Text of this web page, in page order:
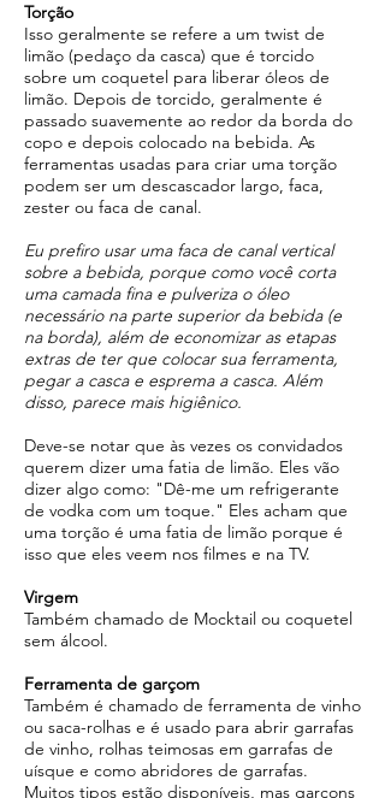
Torção
Isso geralmente se refere a um twist de
limão (pedaço da casca) que é torcido
sobre um coquetel para liberar óleos de
limão. Depois de torcido, geralmente é
passado suavemente ao redor da borda do
copo e depois colocado na bebida. As
ferramentas usadas para criar uma torção
podem ser um descascador largo, faca,
zester ou faca de canal.
Eu prefiro usar uma faca de canal vertical
sobre a bebida, porque como você corta
uma camada fina e pulveriza o óleo
necessário na parte superior da bebida (e
na borda), além de economizar as etapas
extras de ter que colocar sua ferramenta,
pegar a casca e esprema a casca. Além
disso, parece mais higiênico.
Deve-se notar que às vezes os convidados
querem dizer uma fatia de limão. Eles vão
dizer algo como: "Dê-me um refrigerante
de vodka com um toque." Eles acham que
uma torção é uma fatia de limão porque é
isso que eles veem nos filmes e na TV.
Virgem
Também chamado de Mocktail ou coquetel
sem álcool.
Ferramenta de garçom
Também é chamado de ferramenta de vinho
ou saca-rolhas e é usado para abrir garrafas
de vinho, rolhas teimosas em garrafas de
uísque e como abridores de garrafas.
Muitos tipos estão disponíveis, mas garçons